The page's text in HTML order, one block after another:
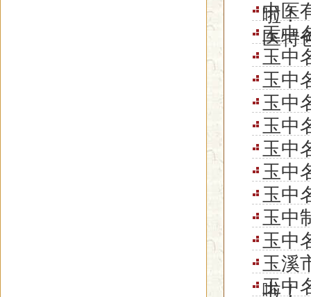
啦！
中医
医特
玉中
玉中
玉中
玉中
玉中
玉中
玉中
玉中
玉中
玉中
玉溪
啦！
玉中